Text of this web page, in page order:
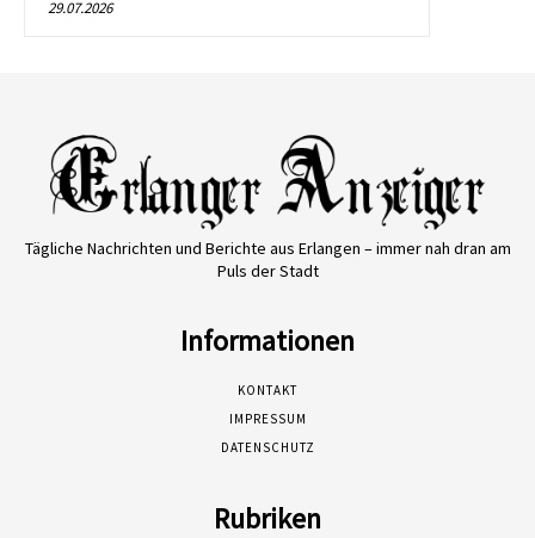
29.07.2026
Tägliche Nachrichten und Berichte aus Erlangen – immer nah dran am
Puls der Stadt
Informationen
KONTAKT
IMPRESSUM
DATENSCHUTZ
Rubriken